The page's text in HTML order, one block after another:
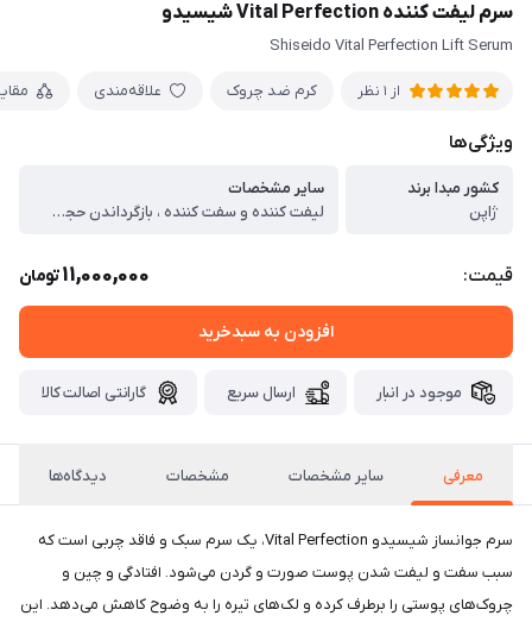
سرم لیفت کننده Vital Perfection شیسیدو
Shiseido Vital Perfection Lift Serum
از 1 نظر کرم ضد چروک علاقه‌مندی
ویژگی‌ها
کشور مبدا برند
ژاپن
سایر مشخصات
لیفت کننده و سفت کننده ، بازگرداندن حجم از دست رفته پوست ، ضد پیری و کاهش چین و چروک ، درخشان کننده و روشن کننده
قیمت: 11,000,000تومان
افزودن به سبدخرید
موجود در انبار ارسال سریع گارانتی اصالت کالا
معرفی سایر مشخصات مشخصات دیدگاه‌ها
سرم جوانساز شیسیدو Vital Perfection، یک سرم سبک و فاقد چربی است که
سبب سفت و لیفت شدن پوست صورت و گردن می‌شود. افتادگی و چین و
چروک‌های پوستی را برطرف کرده و لک‌های تیره را به وضوح کاهش می‌دهد. این